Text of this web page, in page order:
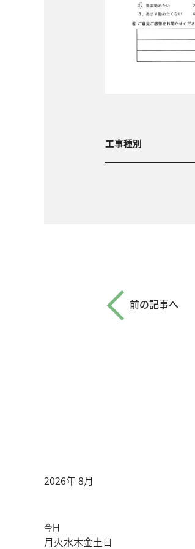
工事種別
前の記事へ
2026年 8月
今日
月火水木金土日